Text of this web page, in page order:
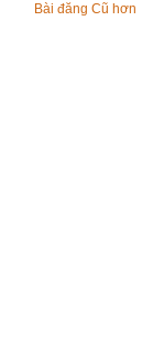
Bài đăng Cũ hơn